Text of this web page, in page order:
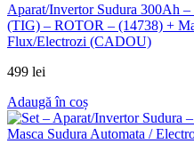
Aparat/Invertor Sudura 300Ah
(TIG) – ROTOR – (14738) +
Flux/Electrozi (CADOU)
499 lei
Adaugă în coș